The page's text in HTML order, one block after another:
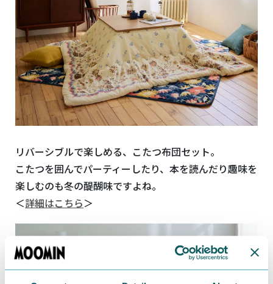
リバーシブルで楽しめる、こたつ布団セット。
こたつを囲んでパーティーしたり、本を読んだり趣味を
楽しむのも冬の醍醐味ですよね。
＜詳細はこちら＞